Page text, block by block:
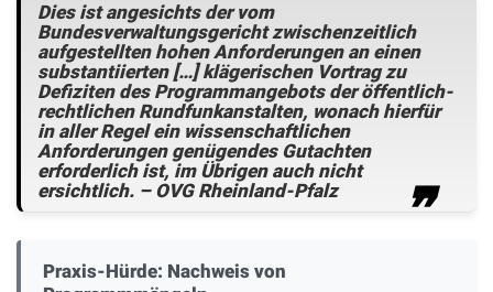
Dies ist angesichts der vom
Bundesverwaltungsgericht zwischenzeitlich
aufgestellten hohen Anforderungen an einen
substantiierten […] klägerischen Vortrag zu
Defiziten des Programmangebots der öffentlich-
rechtlichen Rundfunkanstalten, wonach hierfür
in aller Regel ein wissenschaftlichen
Anforderungen genügendes Gutachten
erforderlich ist, im Übrigen auch nicht
ersichtlich. – OVG Rheinland-Pfalz
Praxis-Hürde: Nachweis von